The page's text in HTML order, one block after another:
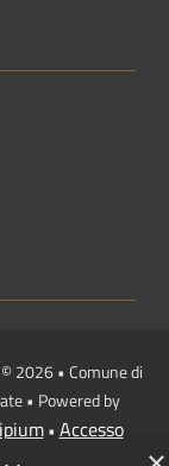
2026 • Comune di
• Powered by
• Accesso
redazione